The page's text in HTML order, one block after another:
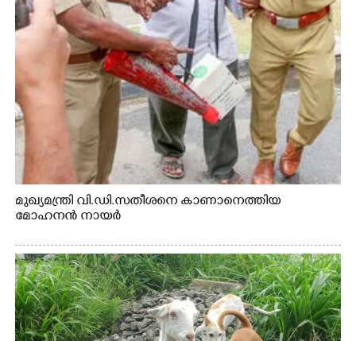
മുഖ്യമന്ത്രി വി.ഡി.സതീശനെ കാണാനെത്തിയ
മോഹനൻ നായർ